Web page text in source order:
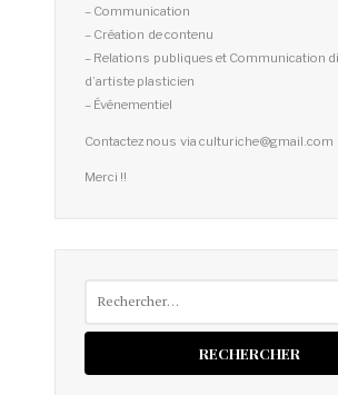
– Communication
– Création de contenu
– Relations publiques et Communication
d’artiste plasticien
– Événementiel
Contactez nous via culturiche@gmail.com
Merci !!